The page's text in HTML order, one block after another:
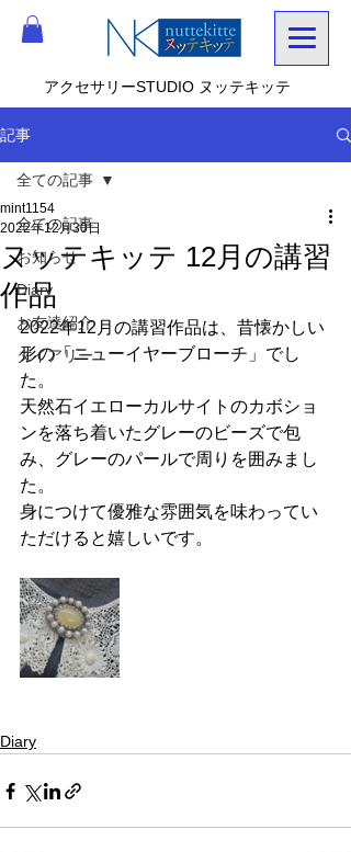
アクセサリーSTUDIO ヌッテキッテ
記事
全ての記事
お知らせ
Diary
お友達紹介
ダイアリー
全ての記事
ヌッテキッテ 12月の講習
作品
mint1154
2022年12月30日
2022年12月の講習作品は、昔懐かしい
形の「ニューイヤーブローチ」でし
た。
天然石イエローカルサイトのカボショ
ンを落ち着いたグレーのビーズで包
み、グレーのパールで周りを囲みまし
た。
身につけて優雅な雰囲気を味わってい
ただけると嬉しいです。
Diary